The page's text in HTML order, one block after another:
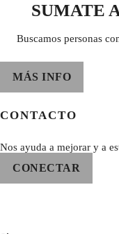
SUMATE
Buscamos personas
MÁS INFO
CONTACTO
Nos ayuda a mejorar y a
CONECTAR